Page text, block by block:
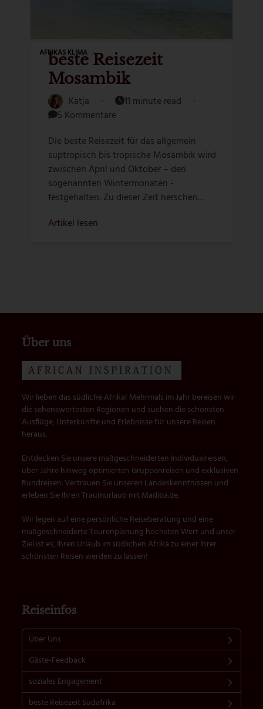
AFRIKAS KLIMA
beste Reisezeit
Mosambik
Katja · 11 minute read
·
5 Kommentare
Die beste Reisezeit für das allgemein
suptropisch bis tropische Mosambik wird
zwischen April und Oktober – den
sogenannten Wintermonaten -
festgehalten. Zu dieser Zeit herschen…
Artikel lesen
Über uns
Wir lieben das südliche Afrika! Mehrmals im Jahr bereisen wir
die sehenswertesten Regionen und suchen die schönsten
Ausflüge, Unterkünfte und Erlebnisse für unsere Reisen
heraus.
Entdecken Sie unsere maßgeschneiderten Individualreisen,
über Jahre hinweg optimierten Gruppenreisen und exklusiven
Rundreisen. Vertrauen Sie unseren Landeskenntnissen und
erleben Sie Ihren Traumurlaub mit Madiba.de.
Wir legen auf eine persönliche Reiseberatung und eine
maßgeschneiderte Tourenplanung höchsten Wert und unser
Ziel ist es, Ihren Urlaub im südlichen Afrika zu einer Ihrer
schönsten Reisen werden zu lassen!
Reiseinfos
Über Uns
Gäste-Feedback
soziales Engagement
beste Reisezeit Südafrika